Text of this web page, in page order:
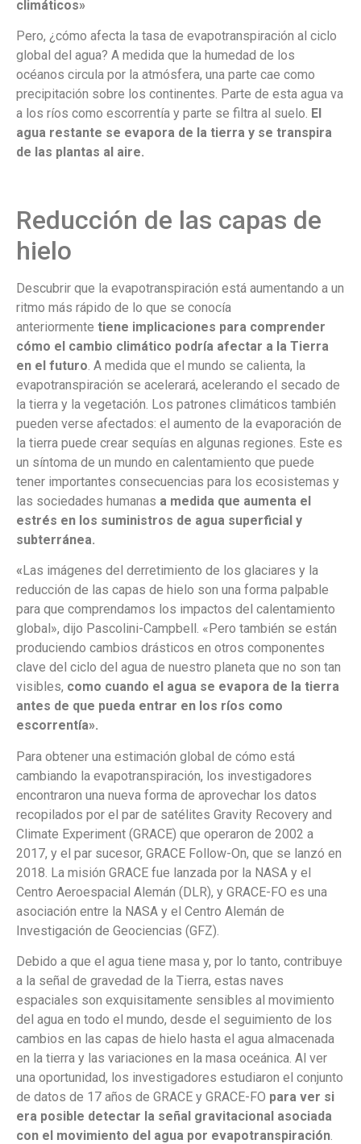
climáticos»
Pero, ¿cómo afecta la tasa de evapotranspiración al ciclo
global del agua? A medida que la humedad de los
océanos circula por la atmósfera, una parte cae como
precipitación sobre los continentes. Parte de esta agua va
a los ríos como escorrentía y parte se filtra al suelo. El
agua restante se evapora de la tierra y se transpira
de las plantas al aire.
Reducción de las capas de
hielo
Descubrir que la evapotranspiración está aumentando a un
ritmo más rápido de lo que se conocía
anteriormente tiene implicaciones para comprender
cómo el cambio climático podría afectar a la Tierra
en el futuro . A medida que el mundo se calienta, la
evapotranspiración se acelerará, acelerando el secado de
la tierra y la vegetación. Los patrones climáticos también
pueden verse afectados: el aumento de la evaporación de
la tierra puede crear sequías en algunas regiones. Este es
un síntoma de un mundo en calentamiento que puede
tener importantes consecuencias para los ecosistemas y
las sociedades humanas a medida que aumenta el
estrés en los suministros de agua superficial y
subterránea.
«Las imágenes del derretimiento de los glaciares y la
reducción de las capas de hielo son una forma palpable
para que comprendamos los impactos del calentamiento
global», dijo Pascolini-Campbell. «Pero también se están
produciendo cambios drásticos en otros componentes
clave del ciclo del agua de nuestro planeta que no son tan
visibles, como cuando el agua se evapora de la tierra
antes de que pueda entrar en los ríos como
escorrentía».
Para obtener una estimación global de cómo está
cambiando la evapotranspiración, los investigadores
encontraron una nueva forma de aprovechar los datos
recopilados por el par de satélites Gravity Recovery and
Climate Experiment (GRACE) que operaron de 2002 a
2017, y el par sucesor, GRACE Follow-On, que se lanzó en
2018. La misión GRACE fue lanzada por la NASA y el
Centro Aeroespacial Alemán (DLR), y GRACE-FO es una
asociación entre la NASA y el Centro Alemán de
Investigación de Geociencias (GFZ).
Debido a que el agua tiene masa y, por lo tanto, contribuye
a la señal de gravedad de la Tierra, estas naves
espaciales son exquisitamente sensibles al movimiento
del agua en todo el mundo, desde el seguimiento de los
cambios en las capas de hielo hasta el agua almacenada
en la tierra y las variaciones en la masa oceánica. Al ver
una oportunidad, los investigadores estudiaron el conjunto
de datos de 17 años de GRACE y GRACE-FO para ver si
era posible detectar la señal gravitacional asociada
con el movimiento del agua por evapotranspiración.